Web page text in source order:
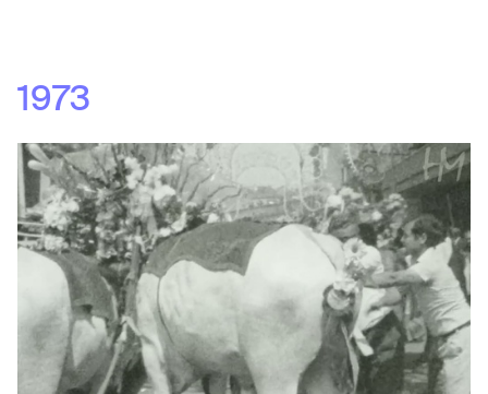
1973